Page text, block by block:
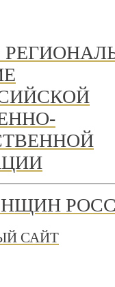
САЙТ